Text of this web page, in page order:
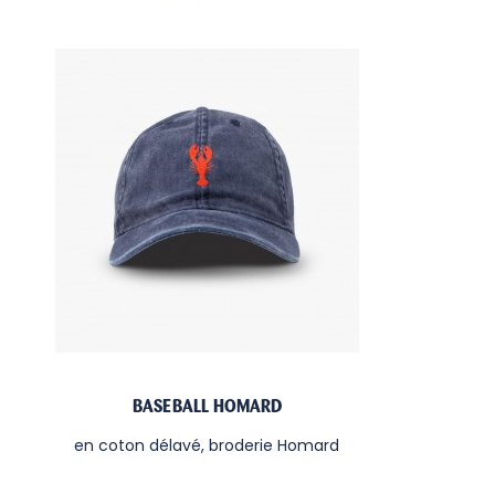
BASEBALL HOMARD
en coton délavé, broderie Homard